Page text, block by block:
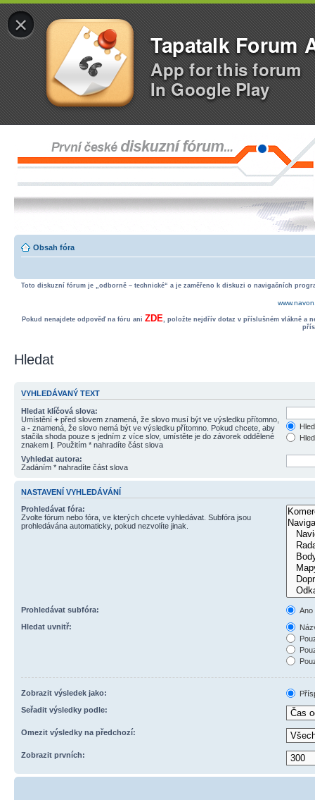
×
Tapatalk Forum
App for this forum
In Google Play
Obsah fóra
Toto diskuzní fórum je „odborně – technické“ a je zaměřeno k diskuzi o navigačních
Pokud nenajdete odpověď na fóru ani ZDE, položte nejdřív dotaz v příslušném vlákně a
Hledat
VYHLEDÁVANÝ TEXT
Hledat klíčová slova:
Umístění + před slovem znamená, že slovo musí být ve výsledku přítomno,
a - znamená, že slovo nemá být ve výsledku přítomno. Pokud chcete, aby
stačila shoda pouze s jedním z více slov, umístěte je do závorek oddělené
znakem | . Použitím * nahradíte část slova
Vyhledat autora:
Zadáním * nahradíte část slova
NASTAVENÍ VYHLEDÁVÁNÍ
Prohledávat fóra:
Zvolte fórum nebo fóra, ve kterých chcete vyhledávat. Subfóra jsou
prohledávána automaticky, pokud nezvolíte jinak.
Prohledávat subfóra:
Ano
Hledat uvnitř:
Zobrazit výsledek jako:
Seřadit výsledky podle:
Omezit výsledky na předchozí:
Zobrazit prvních: